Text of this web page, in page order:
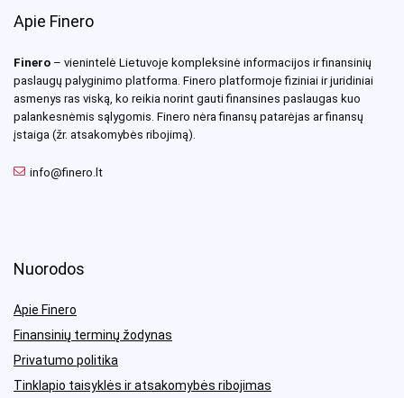
Apie Finero
Finero – vienintelė Lietuvoje kompleksinė informacijos ir finansinių
paslaugų palyginimo platforma. Finero platformoje fiziniai ir juridiniai
asmenys ras viską, ko reikia norint gauti finansines paslaugas kuo
palankesnėmis sąlygomis. Finero nėra finansų patarėjas ar finansų
įstaiga (žr. atsakomybės ribojimą).
info@finero.lt
Nuorodos
Apie Finero
Finansinių terminų žodynas
Privatumo politika
Tinklapio taisyklės ir atsakomybės ribojimas